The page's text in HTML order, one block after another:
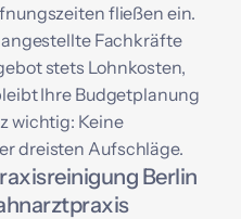
fließen ein.
Fachkräfte
stets Lohnkosten,
Ihre Budgetplanung
wichtig: Keine
dreisten Aufschläge.
Berlin